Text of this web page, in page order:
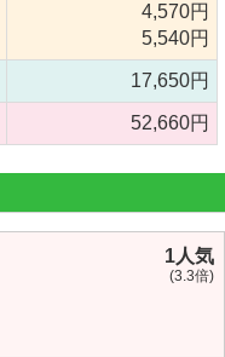
4,570円
5,540円
17,650円
52,660円
1人気
(3.3倍)